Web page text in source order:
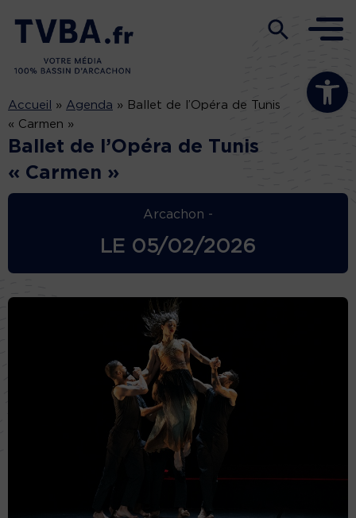
Ouvrir la
Accueil » Agenda » Ballet de l’Opéra de Tunis
« Carmen »
Ballet de l’Opéra de Tunis
« Carmen »
Arcachon -
LE 05/02/2026